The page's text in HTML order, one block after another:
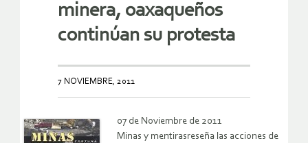
minera, oaxaqueños
continúan su protesta
7 NOVIEMBRE, 2011
07 de Noviembre de 2011
Minas y mentirasreseña las acciones de